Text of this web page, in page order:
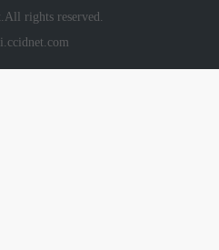
rights reserved.